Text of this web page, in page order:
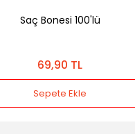
Saç Bonesi 100'lü
69,90 TL
Sepete Ekle